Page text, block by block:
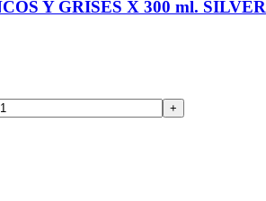
Y GRISES X 300 ml. SILVER